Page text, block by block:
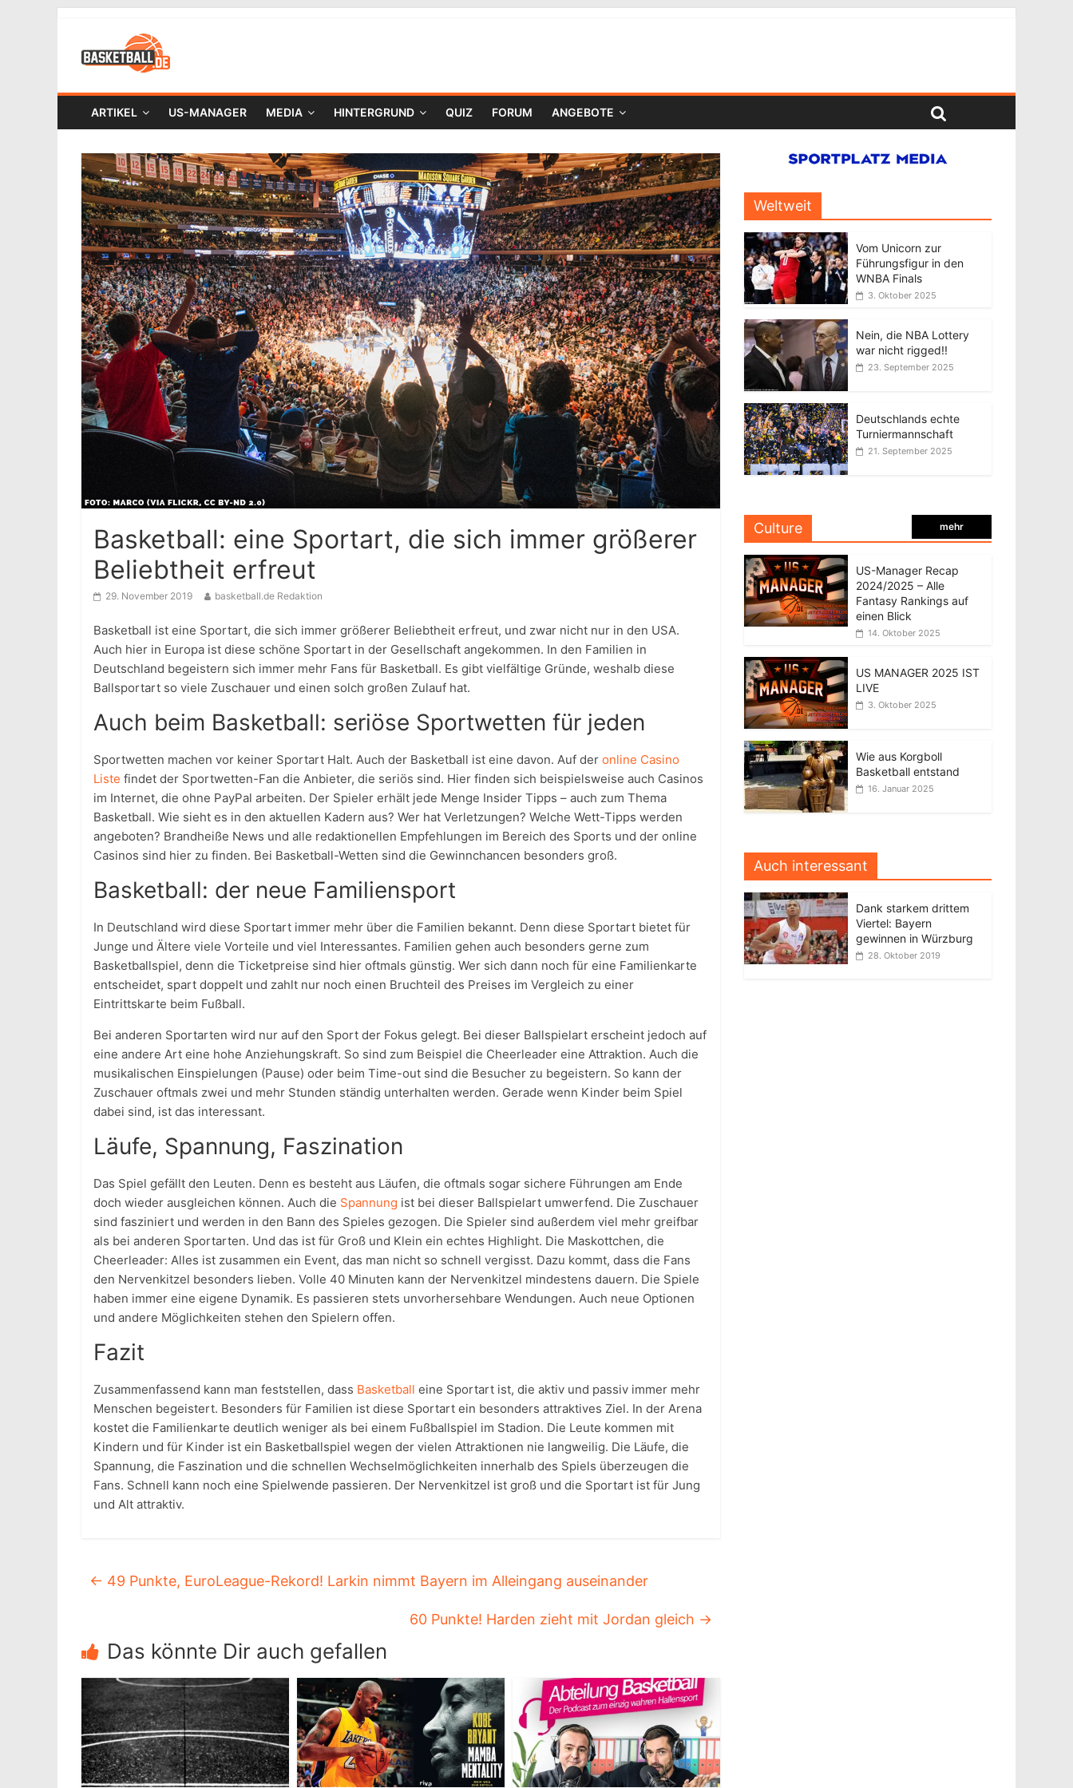
ARTIKEL US-MANAGER MEDIA HINTERGRUND QUIZ FORUM ANGEBOTE
Basketball: eine Sportart, die sich immer größerer
Beliebtheit erfreut
29. November 2019 basketball.de Redaktion
Basketball ist eine Sportart, die sich immer größerer Beliebtheit erfreut, und zwar nicht nur in den USA.
Auch hier in Europa ist diese schöne Sportart in der Gesellschaft angekommen. In den Familien in
Deutschland begeistern sich immer mehr Fans für Basketball. Es gibt vielfältige Gründe, weshalb diese
Ballsportart so viele Zuschauer und einen solch großen Zulauf hat.
Auch beim Basketball: seriöse Sportwetten für jeden
Sportwetten machen vor keiner Sportart Halt. Auch der Basketball ist eine davon. Auf der online Casino
Liste findet der Sportwetten-Fan die Anbieter, die seriös sind. Hier finden sich beispielsweise auch Casinos
im Internet, die ohne PayPal arbeiten. Der Spieler erhält jede Menge Insider Tipps – auch zum Thema
Basketball. Wie sieht es in den aktuellen Kadern aus? Wer hat Verletzungen? Welche Wett-Tipps werden
angeboten? Brandheiße News und alle redaktionellen Empfehlungen im Bereich des Sports und der online
Casinos sind hier zu finden. Bei Basketball-Wetten sind die Gewinnchancen besonders groß.
Basketball: der neue Familiensport
In Deutschland wird diese Sportart immer mehr über die Familien bekannt. Denn diese Sportart bietet für
Junge und Ältere viele Vorteile und viel Interessantes. Familien gehen auch besonders gerne zum
Basketballspiel, denn die Ticketpreise sind hier oftmals günstig. Wer sich dann noch für eine Familienkarte
entscheidet, spart doppelt und zahlt nur noch einen Bruchteil des Preises im Vergleich zu einer
Eintrittskarte beim Fußball.
Bei anderen Sportarten wird nur auf den Sport der Fokus gelegt. Bei dieser Ballspielart erscheint jedoch auf
eine andere Art eine hohe Anziehungskraft. So sind zum Beispiel die Cheerleader eine Attraktion. Auch die
musikalischen Einspielungen (Pause) oder beim Time-out sind die Besucher zu begeistern. So kann der
Zuschauer oftmals zwei und mehr Stunden ständig unterhalten werden. Gerade wenn Kinder beim Spiel
dabei sind, ist das interessant.
Läufe, Spannung, Faszination
Das Spiel gefällt den Leuten. Denn es besteht aus Läufen, die oftmals sogar sichere Führungen am Ende
doch wieder ausgleichen können. Auch die Spannung ist bei dieser Ballspielart umwerfend. Die Zuschauer
sind fasziniert und werden in den Bann des Spieles gezogen. Die Spieler sind außerdem viel mehr greifbar
als bei anderen Sportarten. Und das ist für Groß und Klein ein echtes Highlight. Die Maskottchen, die
Cheerleader: Alles ist zusammen ein Event, das man nicht so schnell vergisst. Dazu kommt, dass die Fans
den Nervenkitzel besonders lieben. Volle 40 Minuten kann der Nervenkitzel mindestens dauern. Die Spiele
haben immer eine eigene Dynamik. Es passieren stets unvorhersehbare Wendungen. Auch neue Optionen
und andere Möglichkeiten stehen den Spielern offen.
Fazit
Zusammenfassend kann man feststellen, dass Basketball eine Sportart ist, die aktiv und passiv immer mehr
Menschen begeistert. Besonders für Familien ist diese Sportart ein besonders attraktives Ziel. In der Arena
kostet die Familienkarte deutlich weniger als bei einem Fußballspiel im Stadion. Die Leute kommen mit
Kindern und für Kinder ist ein Basketballspiel wegen der vielen Attraktionen nie langweilig. Die Läufe, die
Spannung, die Faszination und die schnellen Wechselmöglichkeiten innerhalb des Spiels überzeugen die
Fans. Schnell kann noch eine Spielwende passieren. Der Nervenkitzel ist groß und die Sportart ist für Jung
und Alt attraktiv.
← 49 Punkte, EuroLeague-Rekord! Larkin nimmt Bayern im Alleingang auseinander
60 Punkte! Harden zieht mit Jordan gleich →
Das könnte Dir auch gefallen
Weltweit
Vom Unicorn zur
Führungsfigur in den
WNBA Finals
3. Oktober 2025
Nein, die NBA Lottery
war nicht rigged!!
23. September 2025
Deutschlands echte
Turniermannschaft
21. September 2025
Culture mehr
US-Manager Recap
2024/2025 – Alle
Fantasy Rankings auf
einen Blick
14. Oktober 2025
US MANAGER 2025 IST
LIVE
3. Oktober 2025
Wie aus Korgboll
Basketball entstand
16. Januar 2025
Auch interessant
Dank starkem drittem
Viertel: Bayern
gewinnen in Würzburg
28. Oktober 2019